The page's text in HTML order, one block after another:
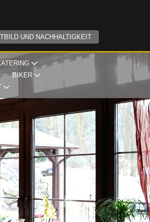
UND NACHHALTIGKEIT
BIKER